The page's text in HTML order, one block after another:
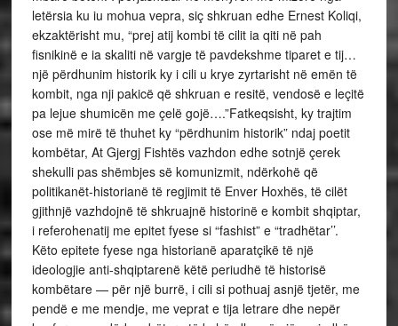
letërsia ku iu mohua vepra, siç shkruan edhe Ernest Koliqi,
ekzaktërisht mu, “prej atij kombi të cilit ia qiti në pah
fisnikinë e ia skaliti në vargje të pavdekshme tiparet e tij…
një përdhunim historik ky i cili u krye zyrtarisht në emën të
kombit, nga nji pakicë që shkruan e resitë, vendosë e leçitë
pa lejue shumicën me çelë gojë….”Fatkeqsisht, ky trajtim
ose më mirë të thuhet ky “përdhunim historik” ndaj poetit
kombëtar, At Gjergj Fishtës vazhdon edhe sotnjë çerek
shekulli pas shëmbjes së komunizmit, ndërkohë që
politikanët-historianë të regjimit të Enver Hoxhës, të cilët
gjithnjë vazhdojnë të shkruajnë historinë e kombit shqiptar,
i referohenatij me epitet fyese si “fashist” e “tradhëtar’’.
Këto epitete fyese nga historianë aparatçikë të një
ideologjie anti-shqiptarenë këtë periudhë të historisë
kombëtare — për një burrë, i cili si pothuaj asnjë tjetër, me
pendë e me mendje, me veprat e tija letrare dhe nepër